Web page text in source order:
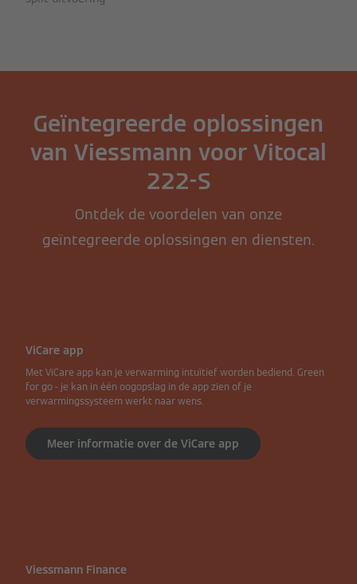
Geïntegreerde oplossingen
van Viessmann voor Vitocal
222-S
Ontdek de voordelen van onze
geïntegreerde oplossingen en diensten.
ViCare app
Met ViCare app kan je verwarming intuïtief worden bediend. Green
for go - je kan in één oogopslag in de app zien of je
verwarmingssysteem werkt naar wens.
Meer informatie over de ViCare app
Viessmann Finance